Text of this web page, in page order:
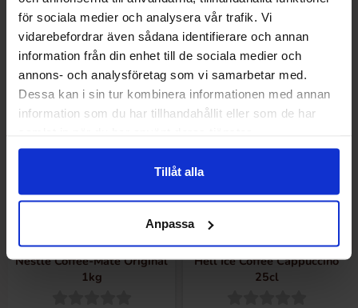
för sociala medier och analysera vår trafik. Vi
vidarebefordrar även sådana identifierare och annan
information från din enhet till de sociala medier och
annons- och analysföretag som vi samarbetar med.
Dessa kan i sin tur kombinera informationen med annan
information som du har tillhandahållit eller som de har
Tillåt alla
Anpassa
Køb Køb
Nestle Coffee-Mate Original
1kg
Hell Ice Coffee Cappuccino
25cl